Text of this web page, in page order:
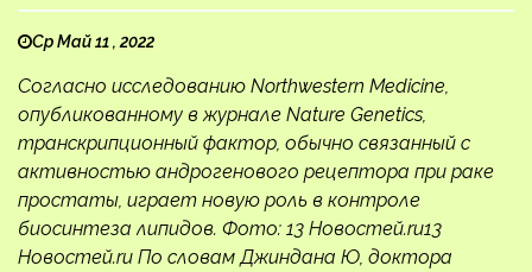
Ср Май 11 , 2022
Согласно исследованию Northwestern Medicine,
опубликованному в журнале Nature Genetics,
транскрипционный фактор, обычно связанный с
активностью андрогенового рецептора при раке
простаты, играет новую роль в контроле
биосинтеза липидов. Фото: 13 Новостей.ru13
Новостей.ru По словам Джиндана Ю, доктора